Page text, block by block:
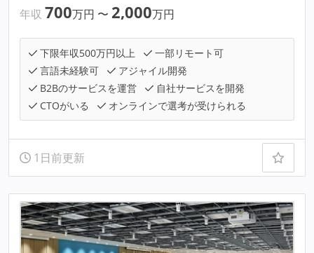
年収 700万円 〜 2,000万円
下限年収500万円以上
一部リモート可
言語未経験可
アジャイル開発
B2Bのサービスを運営
自社サービスを開発
CTOがいる
オンラインで選考が受けられる
1日前更新